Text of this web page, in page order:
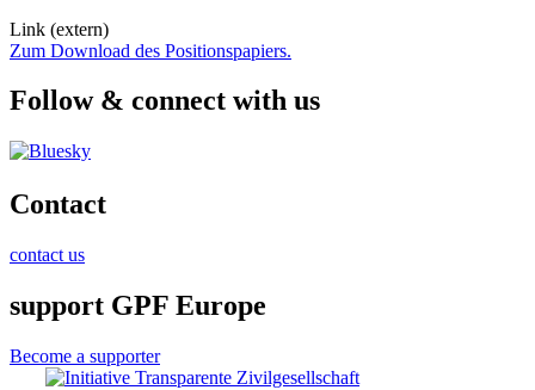
Link (extern)
Zum Download des Positionspapiers.
Follow & connect with us
Contact
contact us
support GPF Europe
Become a supporter